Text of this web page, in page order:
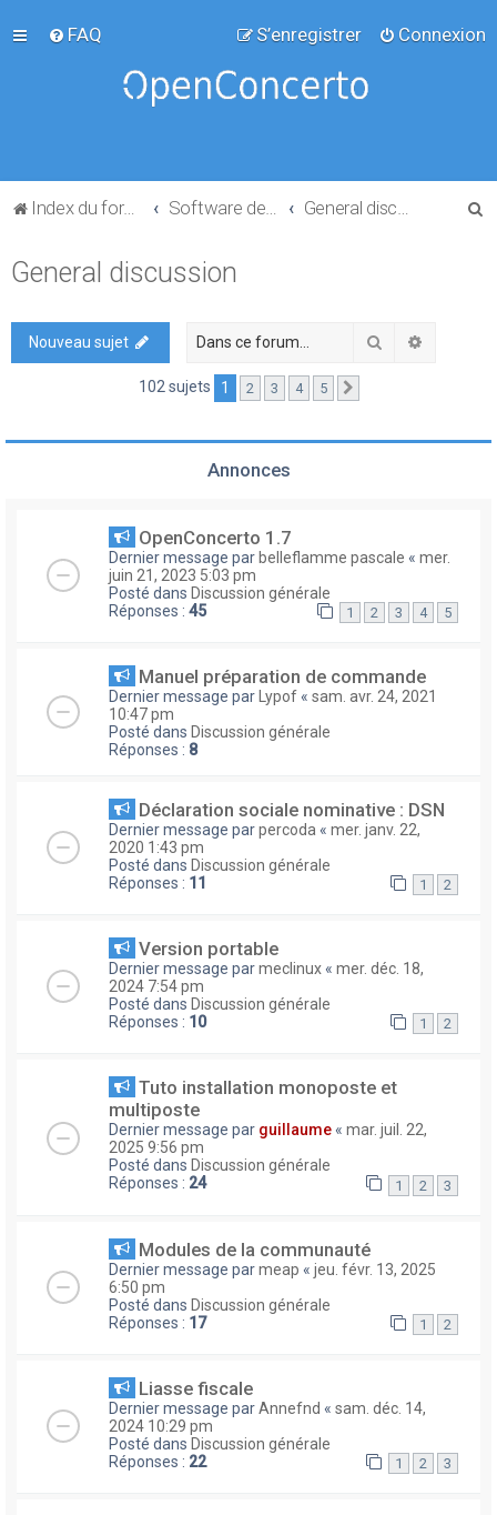
FAQ Connexion
S’enregistrer
Index du forum
General discussion
Nouveau sujet Rechercher
102 sujets 1 2 3 4 5
Annonces
OpenConcerto 1.7
Dernier message par belleflamme pascale « mer.
juin 21, 2023 5:03 pm
Posté dans Discussion générale
Réponses : 45 1 2 3 4 5
Manuel préparation de commande
Dernier message par Lypof « sam. avr. 24, 2021
10:47 pm
Posté dans Discussion générale
Réponses : 8
Déclaration sociale nominative : DSN
Dernier message parpercoda « mer. janv. 22,
2020 1:43 pm
Posté dans Discussion générale
Réponses : 11 1 2
Version portable
Dernier message parmeclinux « mer. déc. 18,
2024 7:54 pm
Posté dans Discussion générale
Réponses : 10 1 2
Tuto installation monoposte et
multiposte
Dernier message par guillaume « mar. juil. 22,
2025 9:56 pm
Posté dans Discussion générale
Réponses : 24 1 2 3
Modules de la communauté
Dernier message parmeap « jeu. févr. 13, 2025
6:50 pm
Posté dans Discussion générale
Réponses : 17 1 2
Liasse fiscale
Dernier message parAnnefnd « sam. déc. 14,
2024 10:29 pm
Posté dans Discussion générale
Réponses : 22 1 2 3